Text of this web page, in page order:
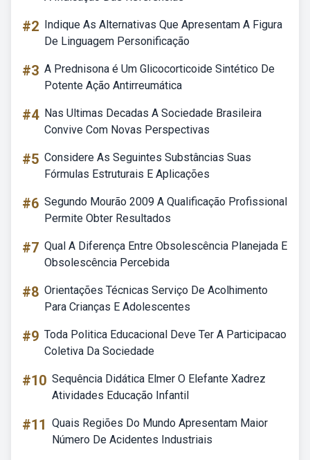
#2 Indique As Alternativas Que Apresentam A Figura
De Linguagem Personificação
#3 A Prednisona é Um Glicocorticoide Sintético De
Potente Ação Antirreumática
#4 Nas Ultimas Decadas A Sociedade Brasileira
Convive Com Novas Perspectivas
#5 Considere As Seguintes Substâncias Suas
Fórmulas Estruturais E Aplicações
#6 Segundo Mourão 2009 A Qualificação Profissional
Permite Obter Resultados
#7 Qual A Diferença Entre Obsolescência Planejada E
Obsolescência Percebida
#8 Orientações Técnicas Serviço De Acolhimento
Para Crianças E Adolescentes
#9 Toda Politica Educacional Deve Ter A Participacao
Coletiva Da Sociedade
#10 Sequência Didática Elmer O Elefante Xadrez
Atividades Educação Infantil
#11 Quais Regiões Do Mundo Apresentam Maior
Número De Acidentes Industriais